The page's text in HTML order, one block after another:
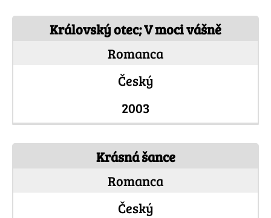
Královský otec; V moci vášně
Romanca
Český
2003
Krásná šance
Romanca
Český